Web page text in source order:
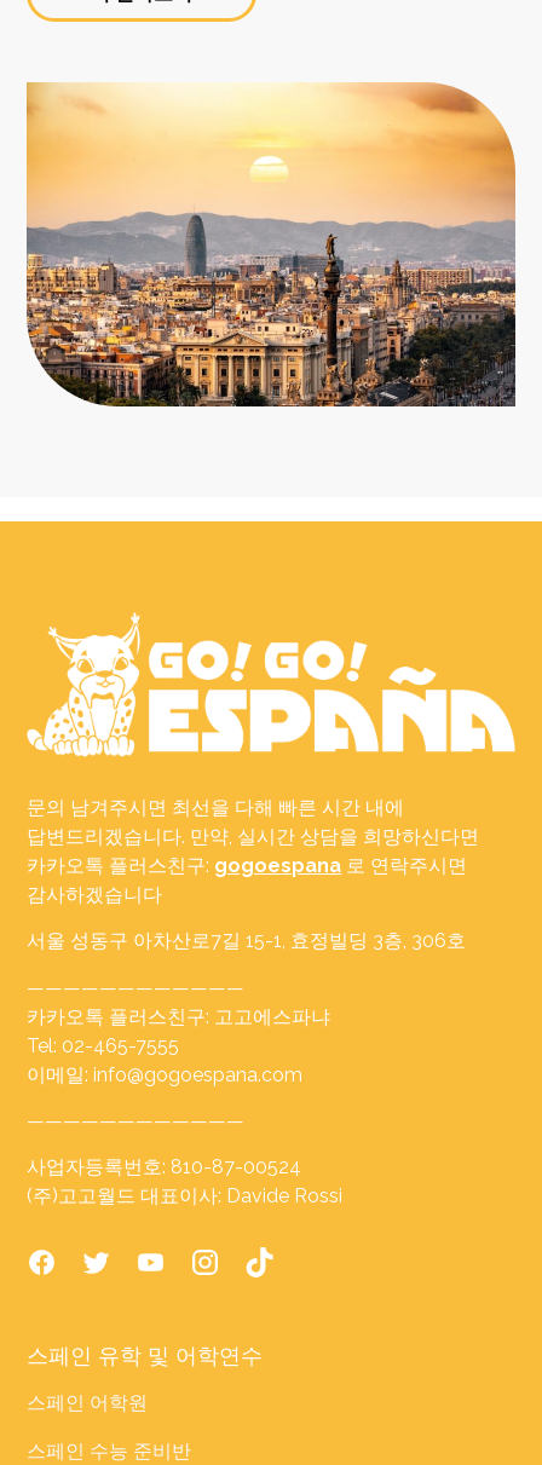
문의 남겨주시면 최선을 다해 빠른 시간 내에
답변드리겠습니다. 만약, 실시간 상담을 희망하신다면
카카오톡 플러스친구: gogoespana 로 연락주시면
감사하겠습니다
서울 성동구 아차산로7길 15-1, 효정빌딩 3층, 306호
————————————
카카오톡 플러스친구: 고고에스파냐
Tel: 02-465-7555
이메일: info@gogoespana.com
————————————
사업자등록번호: 810-87-00524
(주)고고월드 대표이사: Davide Rossi
스페인 유학 및 어학연수
스페인 어학원
스페인 수능 준비반